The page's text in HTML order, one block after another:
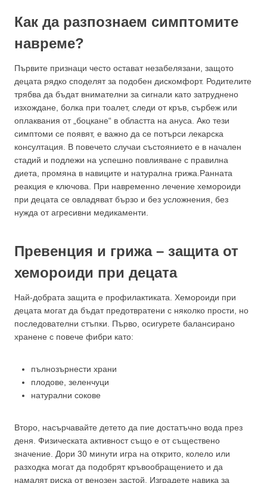
Как да разпознаем симптомите
навреме?
Първите признаци често остават незабелязани, защото
децата рядко споделят за подобен дискомфорт. Родителите
трябва да бъдат внимателни за сигнали като затруднено
изхождане, болка при тоалет, следи от кръв, сърбеж или
оплаквания от „боцкане“ в областта на ануса. Ако тези
симптоми се появят, е важно да се потърси лекарска
консултация. В повечето случаи състоянието е в начален
стадий и подлежи на успешно повлияване с правилна
диета, промяна в навиците и натурална грижа.Ранната
реакция е ключова. При навременно лечение хемороиди
при децата се овладяват бързо и без усложнения, без
нужда от агресивни медикаменти.
Превенция и грижа – защита от
хемороиди при децата
Най-добрата защита е профилактиката. Хемороиди при
децата могат да бъдат предотвратени с няколко прости, но
последователни стъпки. Първо, осигурете балансирано
хранене с повече фибри като:
пълнозърнести храни
плодове, зеленчуци
натурални сокове
Второ, насърчавайте детето да пие достатъчно вода през
деня. Физическата активност също е от съществено
значение. Дори 30 минути игра на открито, колело или
разходка могат да подобрят кръвообращението и да
намалят риска от венозен застой. Изградете навика за